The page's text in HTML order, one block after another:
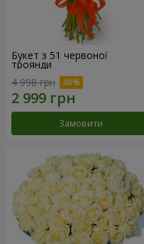
Букет з 51 червоної
троянди
4 998 грн
Замовити